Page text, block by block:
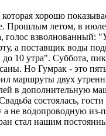
хорошо
Прошлым летом, в
взволнованный: "У
а поставщик воды
10 утра". Суббота, пик
Но Гумрак - это
маршруты двух
в дополнительную
состоялась,
а не водопроводную из-
стал нашим